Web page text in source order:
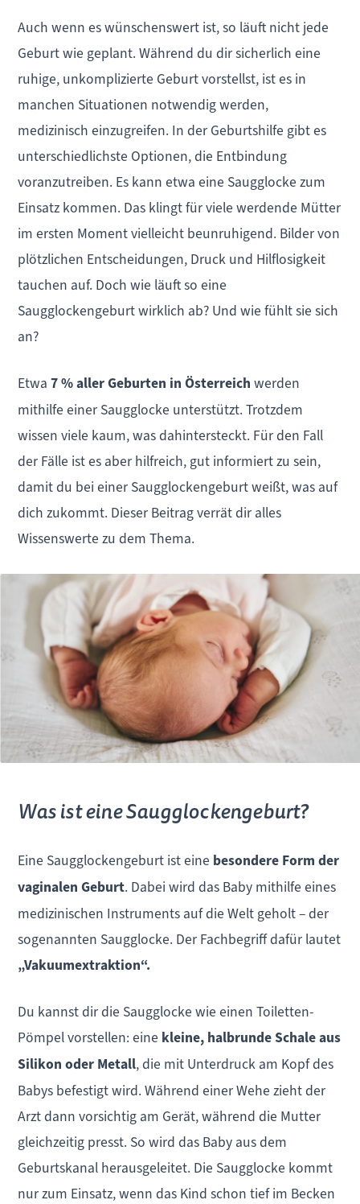
Auch wenn es wünschenswert ist, so läuft nicht jede
Geburt wie geplant. Während du dir sicherlich eine
ruhige, unkomplizierte Geburt vorstellst, ist es in
manchen Situationen notwendig werden,
medizinisch einzugreifen. In der Geburtshilfe gibt es
unterschiedlichste Optionen, die Entbindung
voranzutreiben. Es kann etwa eine Saugglocke zum
Einsatz kommen. Das klingt für viele werdende Mütter
im ersten Moment vielleicht beunruhigend. Bilder von
plötzlichen Entscheidungen, Druck und Hilflosigkeit
tauchen auf. Doch wie läuft so eine
Saugglockengeburt wirklich ab? Und wie fühlt sie sich
an?
Etwa7 % aller Geburten in Österreich werden
mithilfe einer Saugglocke unterstützt. Trotzdem
wissen viele kaum, was dahintersteckt. Für den Fall
der Fälle ist es aber hilfreich, gut informiert zu sein,
damit du bei einer Saugglockengeburt weißt, was auf
dich zukommt. Dieser Beitrag verrät dir alles
Wissenswerte zu dem Thema.
Was ist eine Saugglockengeburt?
Eine Saugglockengeburt ist eine besondere Form der
vaginalen Geburt. Dabei wird das Baby mithilfe eines
medizinischen Instruments auf die Welt geholt – der
sogenannten Saugglocke. Der Fachbegriff dafür lautet
„Vakuumextraktion“.
Du kannst dir die Saugglocke wie einen Toiletten-
Pömpel vorstellen: eine kleine, halbrunde Schale aus
Silikon oder Metall, die mit Unterdruck am Kopf des
Babys befestigt wird. Während einer Wehe zieht der
Arzt dann vorsichtig am Gerät, während die Mutter
gleichzeitig presst. So wird das Baby aus dem
Geburtskanal herausgeleitet. Die Saugglocke kommt
nur zum Einsatz, wenn das Kind schon tief im Becken